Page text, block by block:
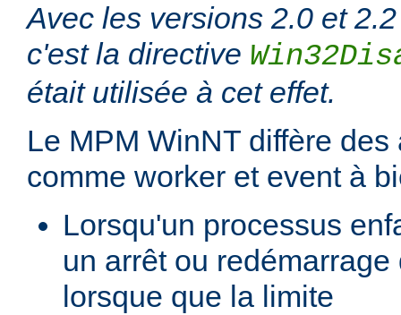
Avec les versions 2.0 et
c'est la directive
était utilisée à cet effet.
Le MPM WinNT diffère
comme worker et event à
Lorsqu'un processus
un arrêt ou redémarrage
lorsque que la limite